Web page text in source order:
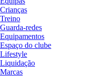
Crianças
Treino
Guarda-redes
Equipamentos
Espaço do clube
Lifestyle
Liquidação
Marcas